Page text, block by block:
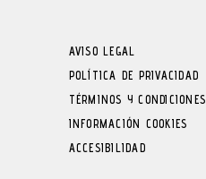
AVISO LEGAL
POLÍTICA DE PRIVACIDAD
TÉRMINOS Y CONDICIONES
INFORMACIÓN COOKIES
ACCESIBILIDAD